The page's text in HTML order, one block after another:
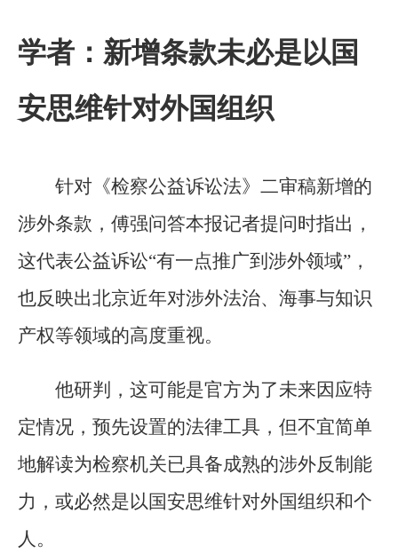
学者：新增条款未必是以国
安思维针对外国组织
针对《检察公益诉讼法》二审稿新增的
涉外条款，傅强问答本报记者提问时指出，
这代表公益诉讼“有一点推广到涉外领域”，
也反映出北京近年对涉外法治、海事与知识
产权等领域的高度重视。
他研判，这可能是官方为了未来因应特
定情况，预先设置的法律工具，但不宜简单
地解读为检察机关已具备成熟的涉外反制能
力，或必然是以国安思维针对外国组织和个
人。